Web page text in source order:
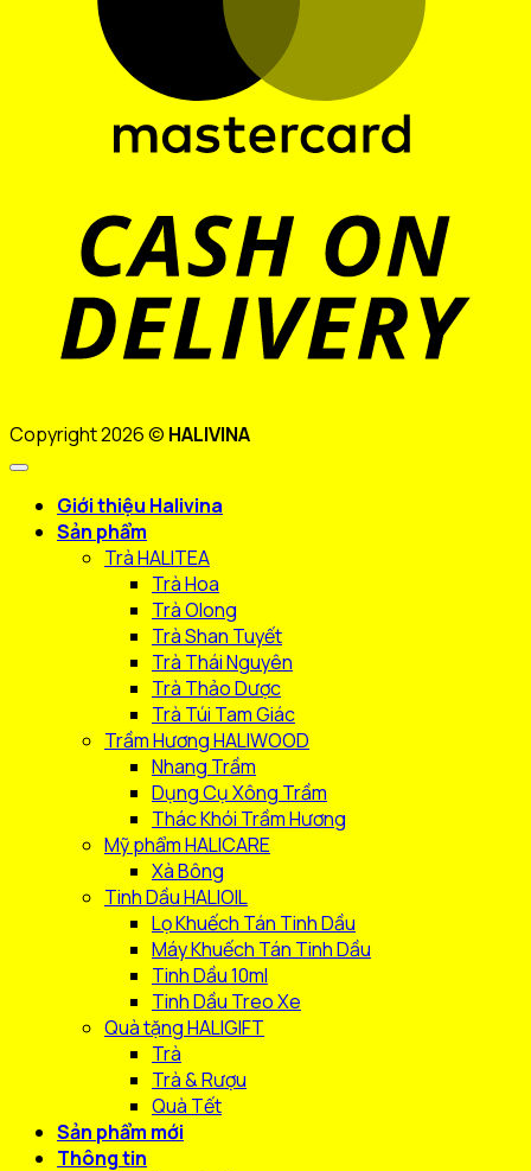
Copyright 2026 © HALIVINA
Giới thiệu Halivina
Sản phẩm
Trà HALITEA
Trà Hoa
Trà Olong
Trà Shan Tuyết
Trà Thái Nguyên
Trà Thảo Dược
Trà Túi Tam Giác
Trầm Hương HALIWOOD
Nhang Trầm
Dụng Cụ Xông Trầm
Thác Khói Trầm Hương
Mỹ phẩm HALICARE
Xà Bông
Tinh Dầu HALIOIL
Lọ Khuếch Tán Tinh Dầu
Máy Khuếch Tán Tinh Dầu
Tinh Dầu 10ml
Tinh Dầu Treo Xe
Quà tặng HALIGIFT
Trà
Trà & Rượu
Quà Tết
Sản phẩm mới
Thông tin